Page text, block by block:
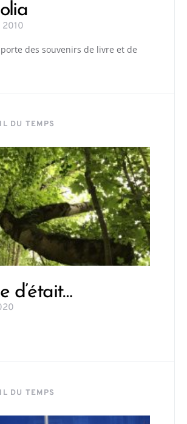
2010
des souvenirs de livre et de
DU TEMPS
d’était…
DU TEMPS